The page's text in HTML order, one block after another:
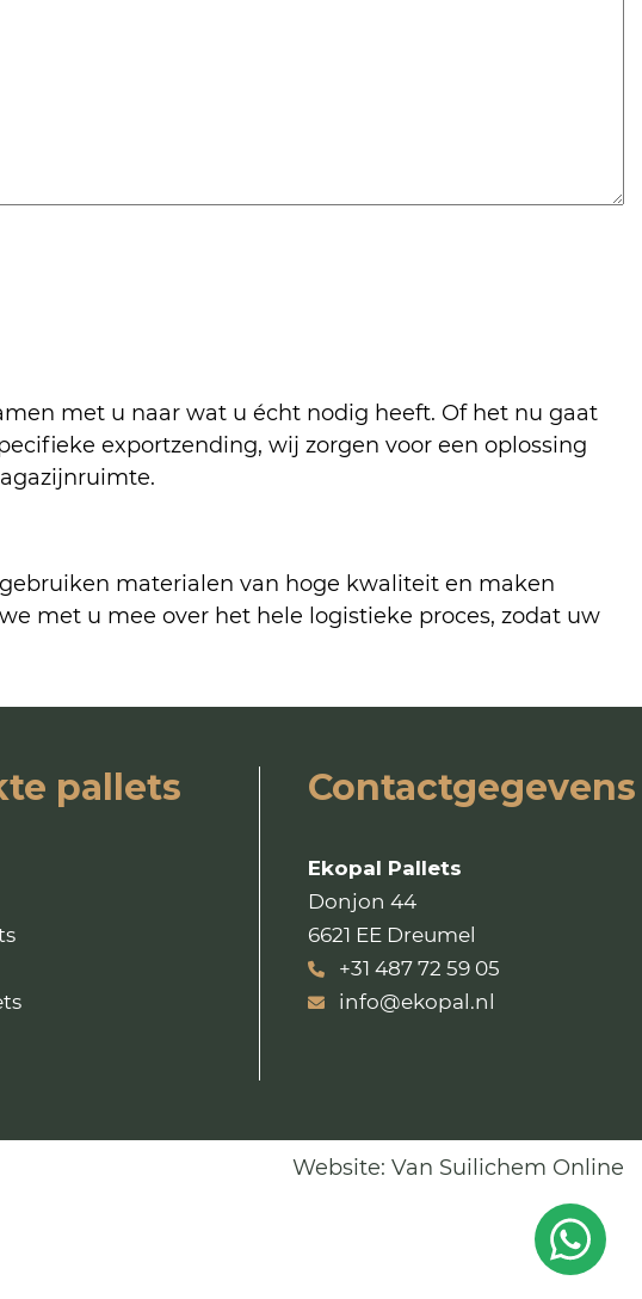
met u naar wat u écht nodig heeft. Of het nu gaat
exportzending, wij zorgen voor een oplossing
materialen van hoge kwaliteit en maken
met u mee over het hele logistieke proces, zodat uw
pallets Contactgegevens
Ekopal Pallets
Donjon 44
6621 EE Dreumel
+31 487 72 59 05
info@ekopal.nl
Website: Van Suilichem Online